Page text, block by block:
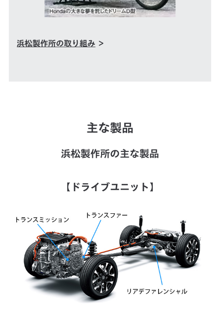
浜松製作所の取り組み ＞
主な製品
浜松製作所の主な製品
【ドライブユニット】